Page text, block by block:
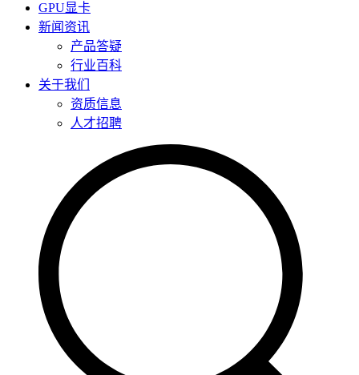
GPU显卡
新闻资讯
产品答疑
行业百科
关于我们
资质信息
人才招聘